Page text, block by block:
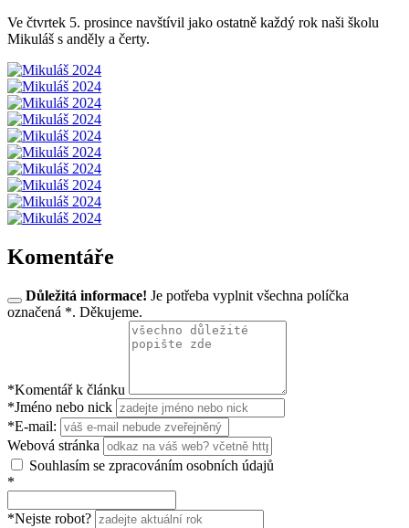
Ve čtvrtek 5. prosince navštívil jako ostatně každý rok naši školu
Mikuláš s anděly a čerty.
Komentáře
Důležitá informace! Je potřeba vyplnit všechna políčka
označená *. Děkujeme.
*Komentář k článku
*Jméno nebo nick
*E-mail:
Webová stránka
Souhlasím se zpracováním osobních údajů
*
*Nejste robot?